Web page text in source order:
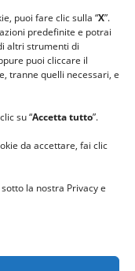
puoi fare clic sulla “X”.
predefinite e potrai
altri strumenti di
puoi cliccare il
tranne quelli necessari, e
su “Accetta tutto”.
da accettare, fai clic
la nostra Privacy e